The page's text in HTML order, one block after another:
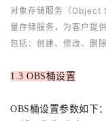
对象存储服务（Object
量存储服务，为客户提
包括：创建、修改、删
1.3 OBS桶设置
OBS桶设置参数如下：